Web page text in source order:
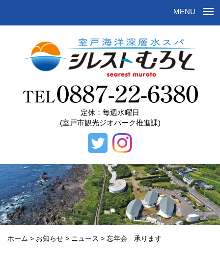
MENU
定休：毎週水曜日
(室戸市観光ジオパーク推進課)
ホーム > お知らせ > ニュース > 忘年会 承ります